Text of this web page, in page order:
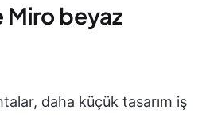
Miro beyaz
daha küçük tasarım iş